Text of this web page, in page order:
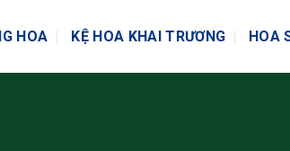
HOA KỆ HOA KHAI TRƯƠNG HOA